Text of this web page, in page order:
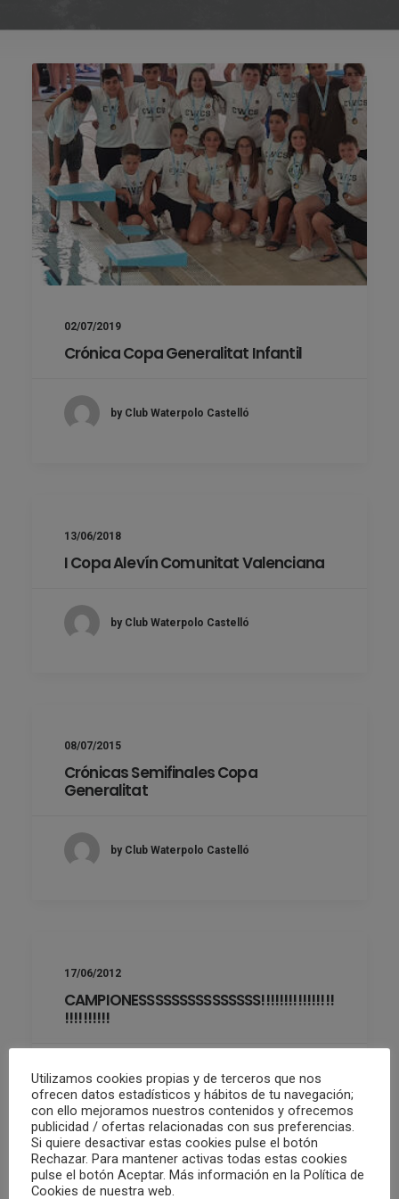
02/07/2019
Crónica Copa Generalitat Infantil
by Club Waterpolo Castelló
13/06/2018
I Copa Alevín Comunitat Valenciana
by Club Waterpolo Castelló
08/07/2015
Crónicas Semifinales Copa
Generalitat
by Club Waterpolo Castelló
17/06/2012
CAMPIONESSSSSSSSSSSSSSS!!!!!!!!!!!!!!!!
!!!!!!!!!!
by Club Waterpolo Castelló
Utilizamos cookies propias y de terceros que nos
ofrecen datos estadísticos y hábitos de tu navegación;
con ello mejoramos nuestros contenidos y ofrecemos
publicidad / ofertas relacionadas con sus preferencias.
Si quiere desactivar estas cookies pulse el botón
Rechazar. Para mantener activas todas estas cookies
pulse el botón Aceptar. Más información en la Política de
Cookies de nuestra web.